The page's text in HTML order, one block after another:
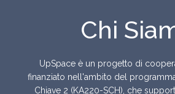
Chi
UpSpace è un progetto di
finanziato nell'ambito del
Chiave 2 (KA220-SCH), che